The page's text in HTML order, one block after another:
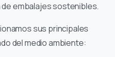
embalajes sostenibles.
sus principales
del medio ambiente: